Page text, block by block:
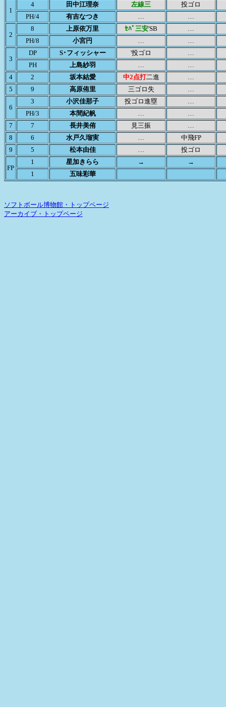
1
4 田中江理奈 左線三
投ゴロ
PH/4
有吉なつき … …
2
8 上原依万里 ｾﾊﾞ三安'SB
…
PH/8
小宮円 … …
3
DP S･フィッシャー '投ゴロ
…
PH
上島紗羽 …
…
4
2 坂本結愛 中2点打二進
…
5
9 高原侑里 三ゴロ失 …
6
3 小沢佳那子 投ゴロ進塁
…
PH/3
本間紀帆 …
…
7
7 長井美侑 見三振
…
8
6 水戸久瑠実 …
中飛FP
9
5 松本由佳 … 投ゴロ
FP
1 星加きらら →
→
1
五味彩華
ソフトボール博物館・トップページ
アーカイブ・トップページ